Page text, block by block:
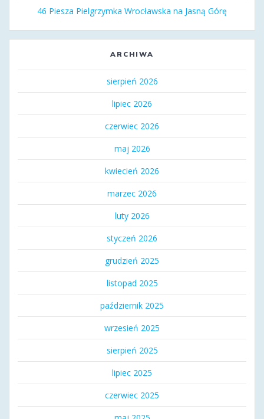
46 Piesza Pielgrzymka Wrocławska na Jasną Górę
ARCHIWA
sierpień 2026
lipiec 2026
czerwiec 2026
maj 2026
kwiecień 2026
marzec 2026
luty 2026
styczeń 2026
grudzień 2025
listopad 2025
październik 2025
wrzesień 2025
sierpień 2025
lipiec 2025
czerwiec 2025